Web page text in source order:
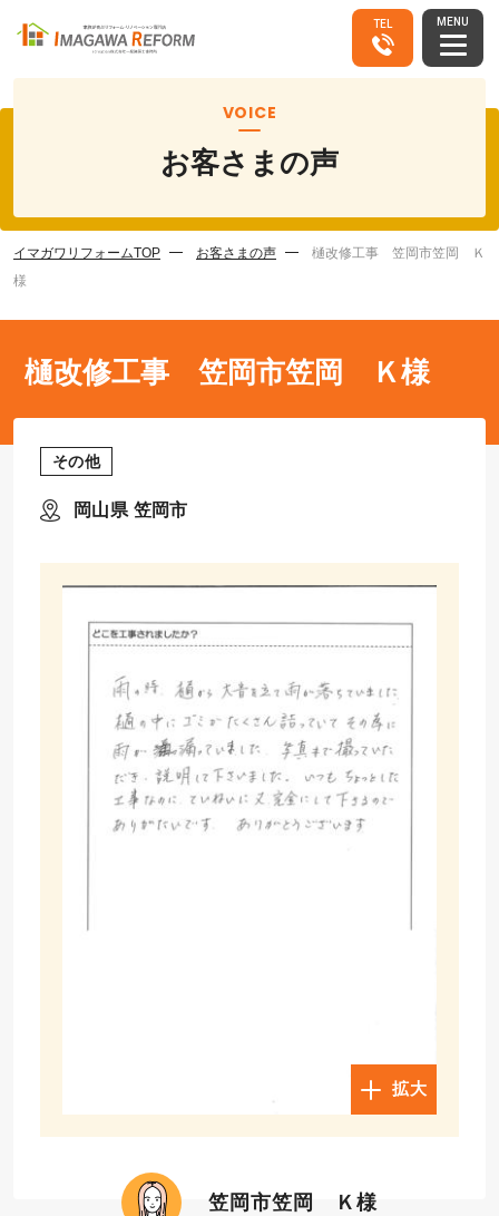
TEL MENU
VOICE
お客さまの声
イマガワリフォームTOP お客さまの声
樋改修工事 笠岡市笠岡 Ｋ
様
樋改修工事 笠岡市笠岡 Ｋ様
その他
岡山県 笠岡市
拡大
笠岡市笠岡 Ｋ様